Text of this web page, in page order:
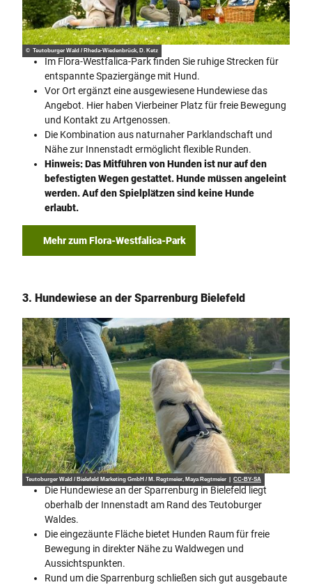
© Teutoburger Wald / Rheda-Wiedenbrück, D. Ketz
Im Flora-Westfalica-Park finden Sie ruhige Strecken für
entspannte Spaziergänge mit Hund.
Vor Ort ergänzt eine ausgewiesene Hundewiese das
Angebot. Hier haben Vierbeiner Platz für freie Bewegung
und Kontakt zu Artgenossen.
Die Kombination aus naturnaher Parklandschaft und
Nähe zur Innenstadt ermöglicht flexible Runden.
Hinweis: Das Mitführen von Hunden ist nur auf den
befestigten Wegen gestattet. Hunde müssen angeleint
werden. Auf den Spielplätzen sind keine Hunde
erlaubt.
Mehr zum Flora-Westfalica-Park
3. Hundewiese an der Sparrenburg Bielefeld
Teutoburger Wald / Bielefeld Marketing GmbH / M. Regtmeier, Maya Regtmeier | CC-BY-SA
Die Hundewiese an der Sparrenburg in Bielefeld liegt
oberhalb der Innenstadt am Rand des Teutoburger
Waldes.
Die eingezäunte Fläche bietet Hunden Raum für freie
Bewegung in direkter Nähe zu Waldwegen und
Aussichtspunkten.
Rund um die Sparrenburg schließen sich gut ausgebaute